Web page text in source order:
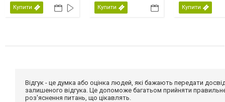
Купити Купити Купити
Відгук - це думка або оцінка людей, які бажають передати
залишеного відгука. Це допоможе багатьом прийняти
роз'яснення питань, що цікавлять.